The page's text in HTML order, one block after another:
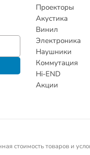
Проекторы
Акустика
Винил
Электроника
Наушники
Коммутация
Hi-END
Акции
стоимость товаров и